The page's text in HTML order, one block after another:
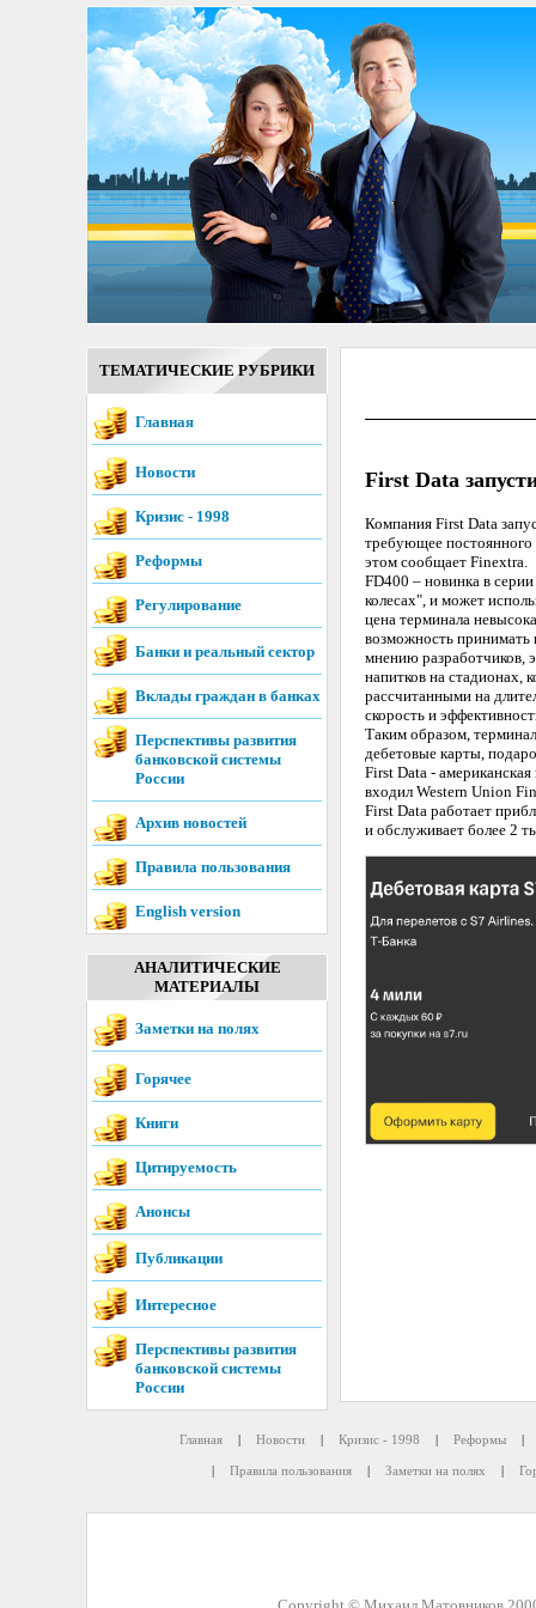
ТЕМАТИЧЕСКИЕ РУБРИКИ
Главная
Новости
Кризис - 1998
Реформы
Регулирование
Банки и реальный сектор
Вклады граждан в банках
Перспективы развития
банковской системы
России
Архив новостей
Правила пользования
English version
АНАЛИТИЧЕСКИЕ
МАТЕРИАЛЫ
Заметки на полях
Горячее
Книги
Цитируемость
Анонсы
Публикации
Интересное
Перспективы развития
банковской системы
России
First Data
Компания First Data
требующее постоянного
этом сообщает Finextra.
FD400 – новинка в
колесах", и может
цена терминала
возможность принимать
мнению разработчиков,
напитков на стадионах,
рассчитанными на
скорость и
Таким образом,
дебетовые карты,
First Data -
входил Western Union
First Data работает
и обслуживает более 2
Главная | Новости | Кризис - 1998 | Реформы |
| Правила пользования | Заметки на полях |